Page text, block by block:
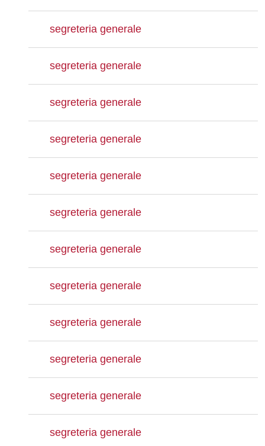
segreteria generale
segreteria generale
segreteria generale
segreteria generale
segreteria generale
segreteria generale
segreteria generale
segreteria generale
segreteria generale
segreteria generale
segreteria generale
segreteria generale